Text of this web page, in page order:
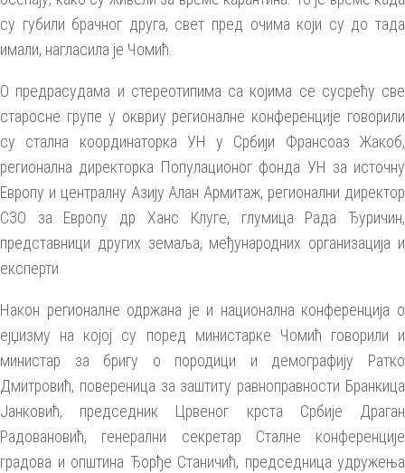
су губили брачног друга, свет пред очима који су до тада
имали, нагласила је Чомић.
О предрасудама и стереотипима са којима се сусрећу све
старосне групе у оквриу регионалне конференције говорили
су стална координаторка УН у Србији Франсоаз Жакоб,
регионална директорка Популационог фонда УН за источну
Европу и централну Азију Алан Армитаж, регионални директор
СЗО за Европу др Ханс Клуге, глумица Рада Ђуричин,
представници других земаља, међународних организација и
експерти.
Након регионалне одржана је и национална конференција о
ејџизму на којој су поред министарке Чомић говорили и
министар за бригу о породици и демографију Ратко
Дмитровић, повереница за заштиту равноправности Бранкица
Јанковић, председник Црвеног крста Србије Драган
Радовановић, генерални секретар Сталне конференције
градова и општина Ђорђе Станичић, председница удружења